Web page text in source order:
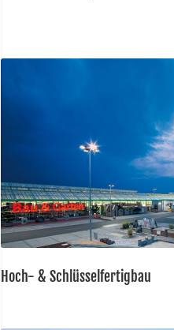
Hoch- & Schlüsselfertigbau